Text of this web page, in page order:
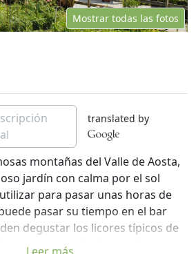
Mostrar todas las fotos
translated by
montañas del Valle de Aosta,
jardín con calma por el sol
para pasar unas horas de
pasar su tiempo en el bar
degustar los licores típicos de
conocido. En el club se